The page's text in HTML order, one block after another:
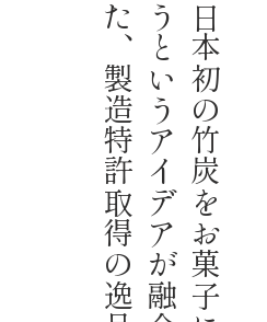
日
本
初
の
竹
炭
を
お
菓
子
に
使
う
と
い
う
ア
イ
デ
ア
が
融
合
し
た
、
製
造
特
許
取
得
の
逸
品
。